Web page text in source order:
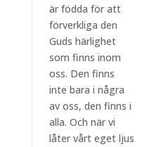
är födda för att
förverkliga den
Guds härlighet
som finns inom
oss. Den finns
inte bara i några
av oss, den finns i
alla. Och när vi
låter vårt eget ljus